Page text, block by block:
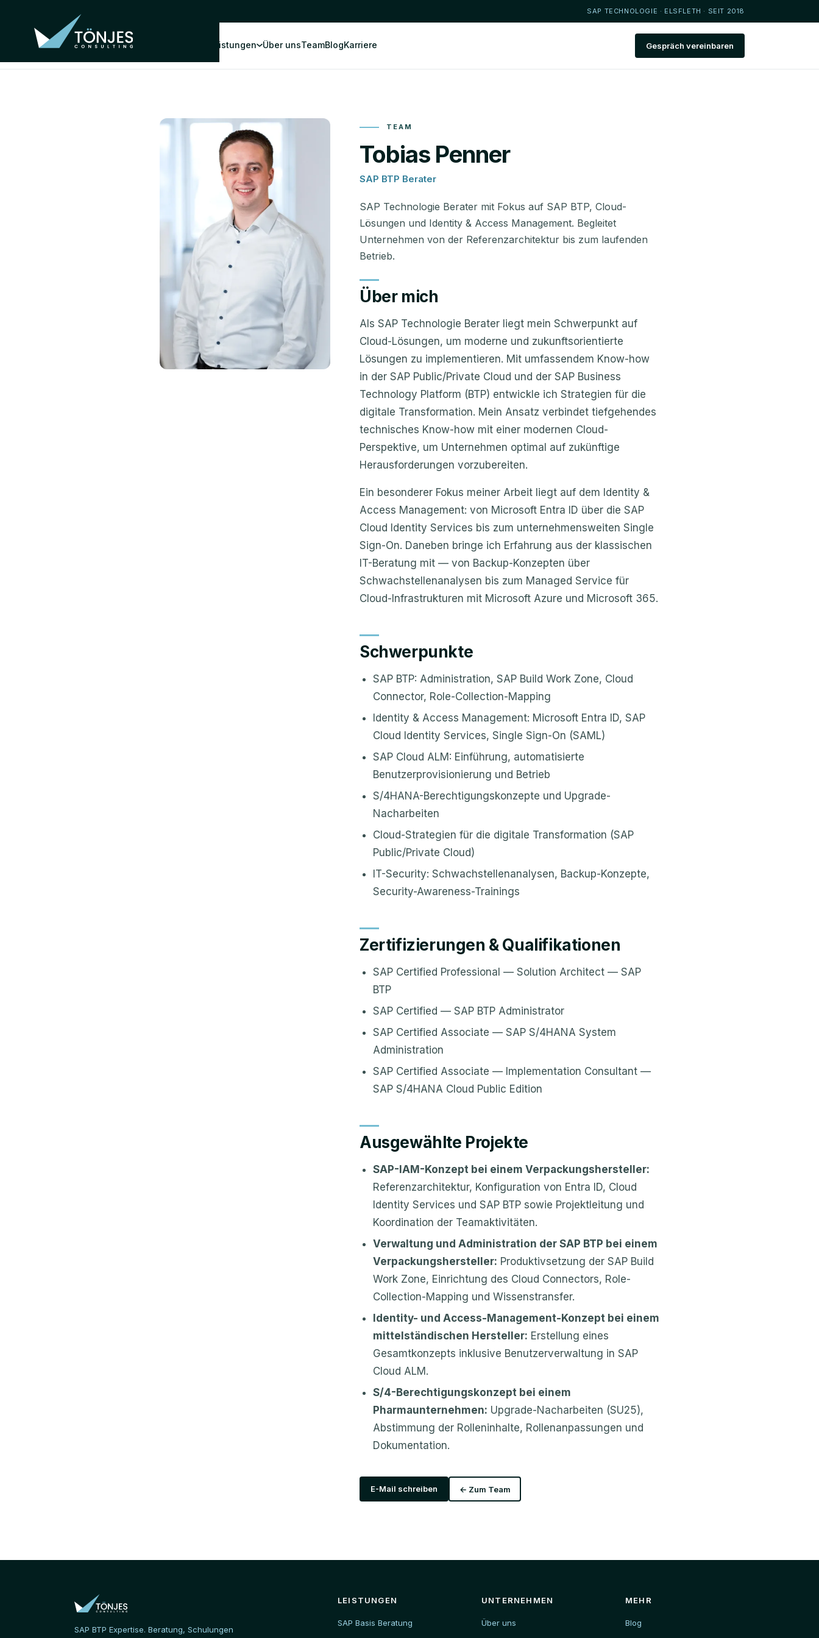
SAP TECHNOLOGIE · ELSFLETH · SEIT 2018
Leistungen Über unsTeamBlogKarriere Gespräch vereinbaren
TEAM
Tobias Penner
SAP BTP Berater
SAP Technologie Berater mit Fokus auf SAP BTP, Cloud-
Lösungen und Identity & Access Management. Begleitet
Unternehmen von der Referenzarchitektur bis zum laufenden
Betrieb.
Über mich
Als SAP Technologie Berater liegt mein Schwerpunkt auf
Cloud-Lösungen, um moderne und zukunftsorientierte
Lösungen zu implementieren. Mit umfassendem Know-how
in der SAP Public/Private Cloud und der SAP Business
Technology Platform (BTP) entwickle ich Strategien für die
digitale Transformation. Mein Ansatz verbindet tiefgehendes
technisches Know-how mit einer modernen Cloud-
Perspektive, um Unternehmen optimal auf zukünftige
Herausforderungen vorzubereiten.
Ein besonderer Fokus meiner Arbeit liegt auf dem Identity &
Access Management: von Microsoft Entra ID über die SAP
Cloud Identity Services bis zum unternehmensweiten Single
Sign-On. Daneben bringe ich Erfahrung aus der klassischen
IT-Beratung mit — von Backup-Konzepten über
Schwachstellenanalysen bis zum Managed Service für
Cloud-Infrastrukturen mit Microsoft Azure und Microsoft 365.
Schwerpunkte
SAP BTP: Administration, SAP Build Work Zone, Cloud
Connector, Role-Collection-Mapping
Identity & Access Management: Microsoft Entra ID, SAP
Cloud Identity Services, Single Sign-On (SAML)
SAP Cloud ALM: Einführung, automatisierte
Benutzerprovisionierung und Betrieb
S/4HANA-Berechtigungskonzepte und Upgrade-
Nacharbeiten
Cloud-Strategien für die digitale Transformation (SAP
Public/Private Cloud)
IT-Security: Schwachstellenanalysen, Backup-Konzepte,
Security-Awareness-Trainings
Zertifizierungen & Qualifikationen
SAP Certified Professional — Solution Architect — SAP
BTP
SAP Certified — SAP BTP Administrator
SAP Certified Associate — SAP S/4HANA System
Administration
SAP Certified Associate — Implementation Consultant —
SAP S/4HANA Cloud Public Edition
Ausgewählte Projekte
SAP-IAM-Konzept bei einem Verpackungshersteller:
Referenzarchitektur, Konfiguration von Entra ID, Cloud
Identity Services und SAP BTP sowie Projektleitung und
Koordination der Teamaktivitäten.
Verwaltung und Administration der SAP BTP bei einem
Verpackungshersteller: Produktivsetzung der SAP Build
Work Zone, Einrichtung des Cloud Connectors, Role-
Collection-Mapping und Wissenstransfer.
Identity- und Access-Management-Konzept bei einem
mittelständischen Hersteller: Erstellung eines
Gesamtkonzepts inklusive Benutzerverwaltung in SAP
Cloud ALM.
S/4-Berechtigungskonzept bei einem
Pharmaunternehmen: Upgrade-Nacharbeiten (SU25),
Abstimmung der Rolleninhalte, Rollenanpassungen und
Dokumentation.
E-Mail schreiben ← Zum Team
SAP BTP Expertise. Beratung, Schulungen
LEISTUNGEN
SAP Basis Beratung
UNTERNEHMEN
Über uns
MEHR
Blog